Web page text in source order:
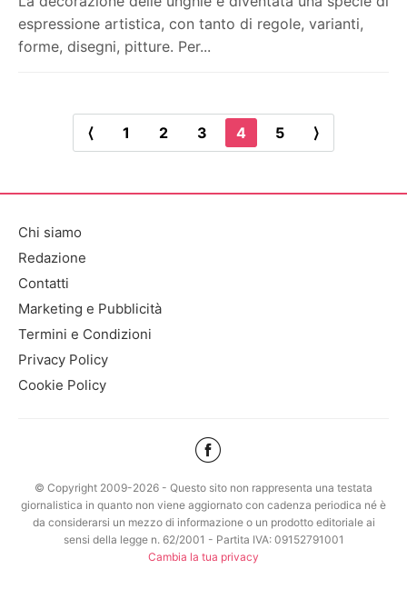
espressione artistica, con tanto di regole, varianti,
forme, disegni, pitture. Per...
⟨ 1 2 3 4 5 ⟩
Chi siamo
Redazione
Contatti
Marketing e Pubblicità
Termini e Condizioni
Privacy Policy
Cookie Policy
© Copyright 2009-2026 - Questo sito non rappresenta una testata
giornalistica in quanto non viene aggiornato con cadenza periodica né è
da considerarsi un mezzo di informazione o un prodotto editoriale ai
sensi della legge n. 62/2001 - Partita IVA: 09152791001
Cambia la tua privacy